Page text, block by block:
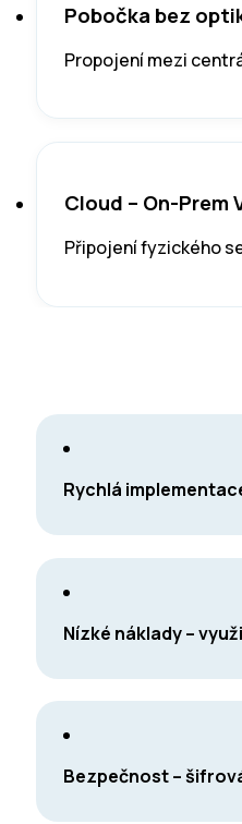
Pobočka bez
Propojení mezi
Cloud – On-Prem
Připojení fyzického
Rychlá
Nízké náklady –
Bezpečnost –